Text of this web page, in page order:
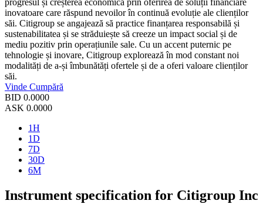
progresul și creșterea economică prin oferirea de soluții financiare
inovatoare care răspund nevoilor în continuă evoluție ale clienților
săi. Citigroup se angajează să practice finanțarea responsabilă și
sustenabilitatea și se străduiește să creeze un impact social și de
mediu pozitiv prin operațiunile sale. Cu un accent puternic pe
tehnologie și inovare, Citigroup explorează în mod constant noi
modalități de a-și îmbunătăți ofertele și de a oferi valoare clienților
săi.
Vinde Cumpără
BID 0.0000
ASK 0.0000
1H
1D
7D
30D
6M
Instrument specification for Citigroup Inc